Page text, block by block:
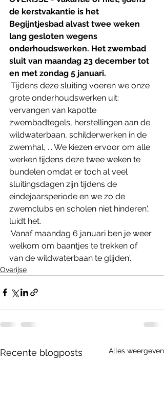
de kerstvakantie is het
Begijntjesbad alvast twee weken
lang gesloten wegens
onderhoudswerken. Het zwembad
sluit van maandag 23 december tot
en met zondag 5 januari.
'Tijdens deze sluiting voeren we onze
grote onderhoudswerken uit:
vervangen van kapotte
zwembadtegels, herstellingen aan de
wildwaterbaan, schilderwerken in de
zwemhal, ... We kiezen ervoor om alle
werken tijdens deze twee weken te
bundelen omdat er toch al veel
sluitingsdagen zijn tijdens de
eindejaarsperiode en we zo de
zwemclubs en scholen niet hinderen',
luidt het.
'Vanaf maandag 6 januari ben je weer
welkom om baantjes te trekken of
van de wildwaterbaan te glijden'.
Overijse
Recente blogposts Alles weergeven